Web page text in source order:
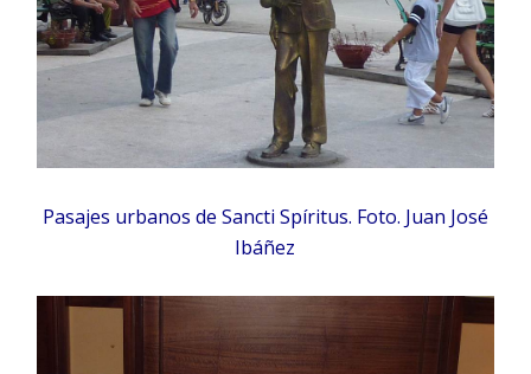
Pasajes urbanos de Sancti Spíritus. Foto. Juan José
Ibáñez